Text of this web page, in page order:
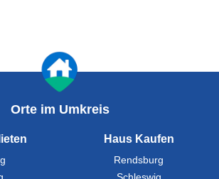
Orte im Umkreis
Haus Kaufen
Rendsburg